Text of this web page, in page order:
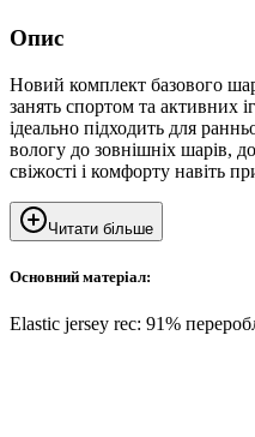
Опис
Новий комплект базового
занять спортом та активних
ідеально підходить для
вологу до зовнішніх шарів,
свіжості і комфорту навіть
Читати більше
Основний матеріал:
Elastic jersey rec: 91%